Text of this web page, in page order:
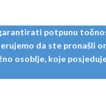
potpunu
da ste pronašli
osoblje, koje